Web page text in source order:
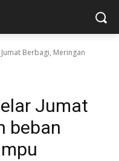
Berbagi, Meringan
Jumat
beban